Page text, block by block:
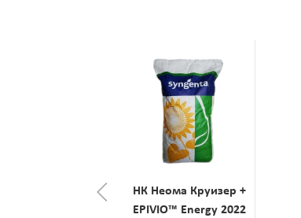
НК Неома Круизер +
EPIVIO™ Energy 2022